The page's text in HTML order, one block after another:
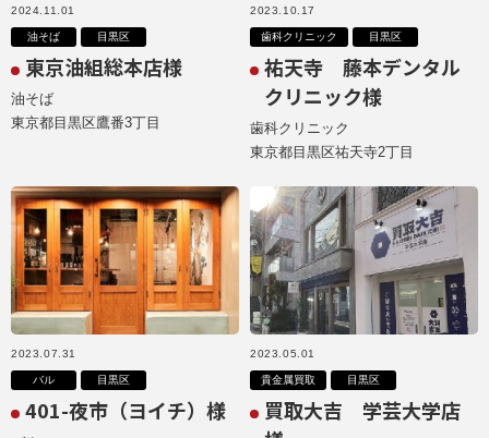
2024.11.01
油そば 目黒区
東京油組総本店様
油そば
東京都目黒区鷹番3丁目
2023.10.17
歯科クリニック 目黒区
祐天寺 藤本デンタル
クリニック様
歯科クリニック
東京都目黒区祐天寺2丁目
2023.07.31
バル 目黒区
401-夜市（ヨイチ）様
2023.05.01
貴金属買取 目黒区
買取大吉 学芸大学店